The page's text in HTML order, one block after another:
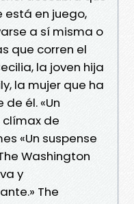
está en juego,
a sí misma o
que corren el
la joven hija
la mujer que ha
él. «Un
clímax de
«Un suspense
Washington
y
The